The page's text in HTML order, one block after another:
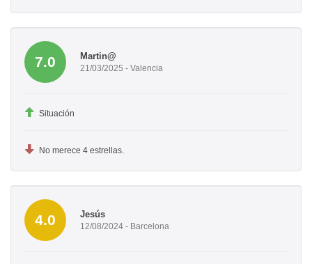
7.0 Martin@
21/03/2025 - Valencia
Situación
No merece 4 estrellas.
4.0 Jesús
12/08/2024 - Barcelona